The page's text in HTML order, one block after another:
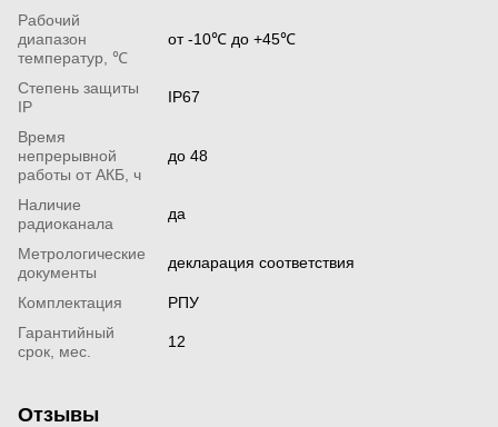
Рабочий
диапазон
температур, ℃
от -10℃ до +45℃
Степень защиты
IP
IP67
Время
непрерывной
работы от АКБ, ч
до 48
Наличие
радиоканала
да
Метрологические
документы
декларация соответствия
Комплектация
РПУ
Гарантийный
срок, мес.
12
Отзывы